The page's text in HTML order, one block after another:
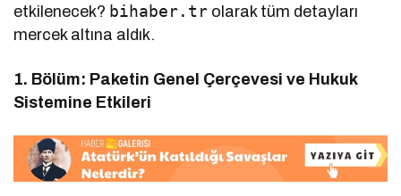
etkilenecek? bihaber.tr olarak tüm detayları
mercek altına aldık.
1. Bölüm: Paketin Genel Çerçevesi ve Hukuk
Sistemine Etkileri